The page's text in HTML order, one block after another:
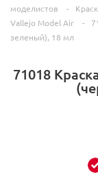
моделистов
-
Vallejo Model Air
-
зеленый), 18 мл
71018